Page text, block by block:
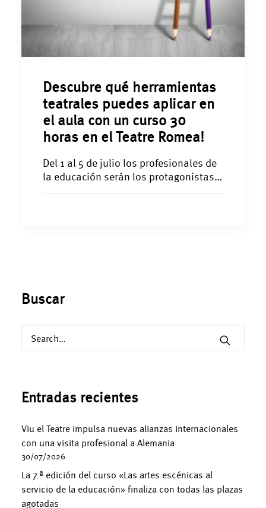
Descubre qué herramientas
teatrales puedes aplicar en
el aula con un curso 30
horas en el Teatre Romea!
Del 1 al 5 de julio los profesionales de
la educación serán los protagonistas…
Buscar
Entradas recientes
Viu el Teatre impulsa nuevas alianzas internacionales
con una visita profesional a Alemania
30/07/2026
La 7.ª edición del curso «Las artes escénicas al
servicio de la educación» finaliza con todas las plazas
agotadas